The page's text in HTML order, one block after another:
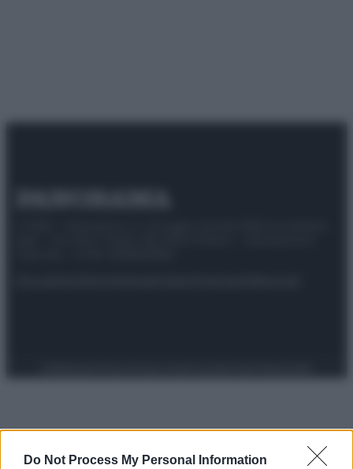
Do Not Process My Personal Information